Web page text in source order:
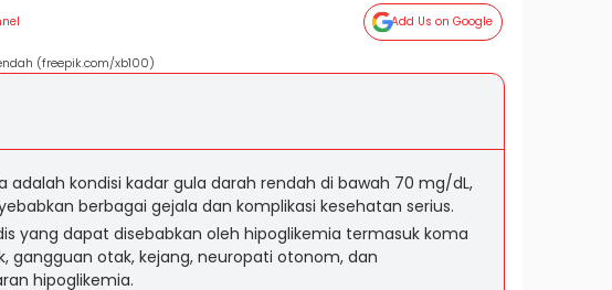
Add Us on Google
(freepik.com/xb100)
adalah kondisi kadar gula darah rendah di bawah 70 mg/dL,
berbagai gejala dan komplikasi kesehatan serius.
yang dapat disebabkan oleh hipoglikemia termasuk koma
gangguan otak, kejang, neuropati otonom, dan
hipoglikemia.